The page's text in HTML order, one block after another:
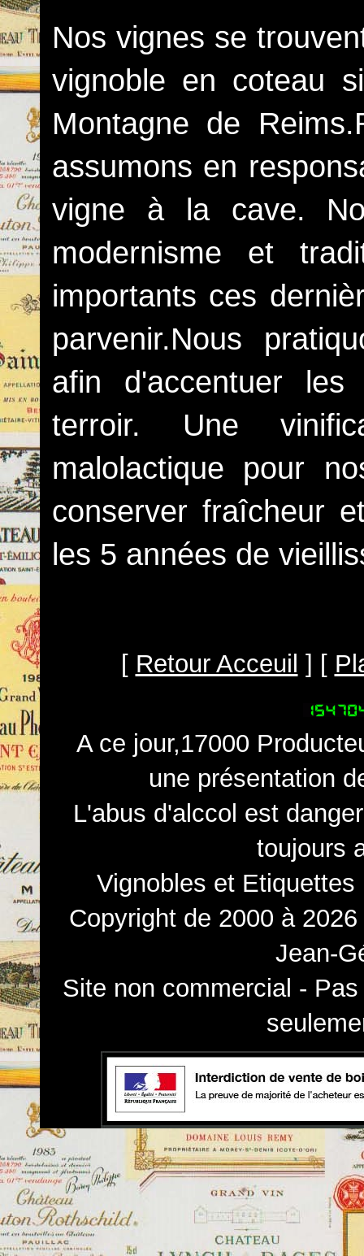
Nos vignes se
vignoble en coteau
Montagne de
assumons en
vigne à la cave.
modernisme et
importants ces
parvenir.Nous
afin d'accentuer les
terroir. Une
malolactique pour
conserver fraîcheur
les 5 années de
[ Retour Acceuil ] [
A ce jour,17000
une présentation
L'abus d'alccol est
toujours
Vignobles et
Copyright de 2000 à
Jean-
Site non commercial -